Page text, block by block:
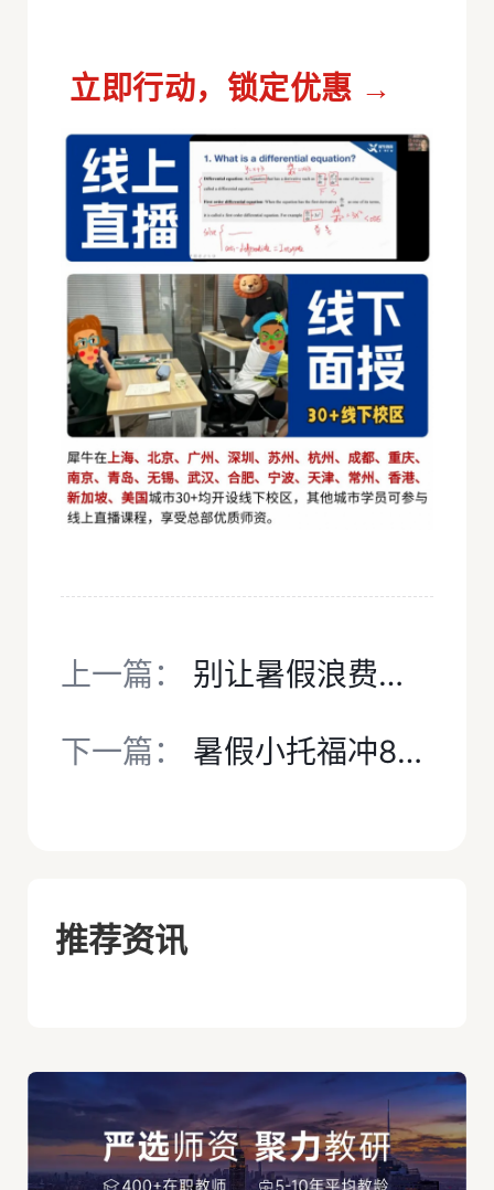
立即行动，锁定优惠 →
上一篇： 别让暑假浪费！犀牛小托福培训夏令营，沉浸式提分冲刺820+
下一篇： 暑假小托福冲850+｜零基础→高分上岸，一套方案搞定升学加分！【附犀牛小托福培训课程】
推荐资讯